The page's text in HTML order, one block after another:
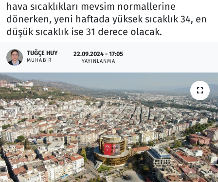
hava sıcaklıkları mevsim normallerine
dönerken, yeni haftada yüksek sıcaklık 34, en
düşük sıcaklık ise 31 derece olacak.
TUĞÇE HUY
MUHABIR
22.09.2024 - 17:05
YAYINLANMA
Lezzet Durağı
Oyun
Ramazan
Resmi İlanlar
Rüya Tabirleri